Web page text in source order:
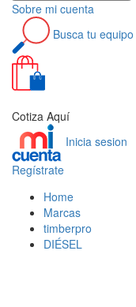
Sobre mi cuenta
Busca tu equipo
Cotiza Aquí
Inicia sesion
Regístrate
Home
Marcas
timberpro
DIÉSEL